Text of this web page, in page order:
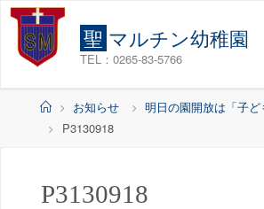
コ
聖 マルチン幼稚園
TEL：0265-83-5766
ホ
ー
お知らせ
明日の園開放は「子ど
P3130918
P3130918